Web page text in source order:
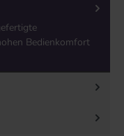
Bedienkomfort